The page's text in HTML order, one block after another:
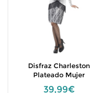
Disfraz Charleston
Plateado Mujer
39,99€